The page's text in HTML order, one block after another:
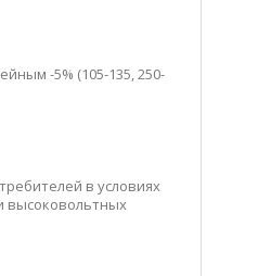
-5% (105-135, 250-
в условиях
высоковольтных